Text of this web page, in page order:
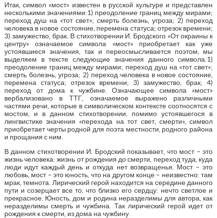
Итак, символ «мост» известен в русской культуре и представлен
несколькими значениями:1) преодоление границ между мирами;
переход душ на «тот свет»; смерть болезнь, угроза; 2) переход
человека в новое состояние, перемена статуса; отрезок времени;
3) замужество, брак. В стихотворении И. Бродского «От окраины к
центру» означаемое символа «мост» приобретает как уже
устоявшиеся значения, так и переосмысливается поэтом, мы
выделяем в тексте следующие значения данного символа:1)
преодоление границ между мирами; переход душ на «тот свет»;
смерть болезнь, угроза; 2) переход человека в новое состояние,
перемена статуса; отрезок времени; 3) замужество, брак; 4)
переход от дома к чужбине. Означающее символа «мост»
вербализовано в ТТГ, означаемое выражено различными
частями речи, которые в символическом контексте соотносятся с
мостом, и в данном стихотворении, помимо устоявшегося в
лингвистике значения «перехода на тот свет, смерти», символ
приобретает черты родной для поэта местности, родного района
и прощания с ним.
В данном стихотворении И. Бродский показывает, что мост – это
жизнь человека: жизнь от рождения до смерти, переход туда, куда
люди идут каждый день и откуда нет возвращенья. Мост – это
любовь, мост – это юность, что на другом конце – неизвестно: там
мрак, темнота. Лирический герой находится на середине данного
пути и созерцает все то, что близко его сердцу: нечто светлое и
прекрасное. Юность, дом и родина неразделимы для автора, как
неразделимы смерть и чужбина. Так лирический герой идет от
рождения к смерти, из дома на чужбину.